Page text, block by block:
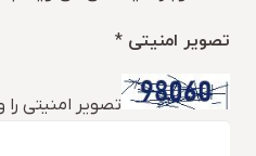
تصویر امنیتی *
تصویر امنیتی را